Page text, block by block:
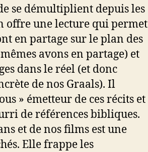
se démultiplient depuis les
offre une lecture qui permet
en partage sur le plan des
avons en partage) et
dans le réel (et donc
de nos Graals). Il
» émetteur de ces récits et
de références bibliques.
et de nos films est une
Elle frappe les